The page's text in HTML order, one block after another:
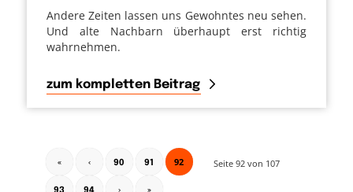
Andere Zeiten lassen uns Gewohntes neu sehen.
Und alte Nachbarn überhaupt erst richtig
wahrnehmen.
zum kompletten Beitrag
Seite 92 von 107
« ‹ 90 91 92
93 94 › »